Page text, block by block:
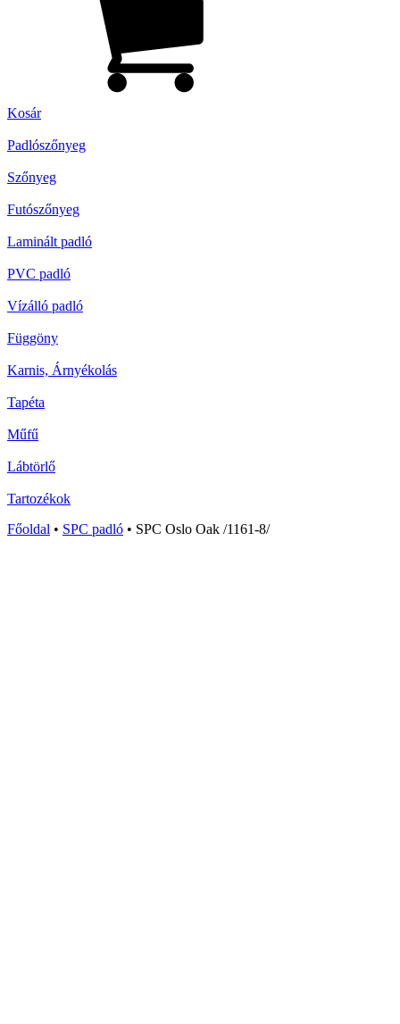
Kosár
Padlószőnyeg
Szőnyeg
Futószőnyeg
Laminált padló
PVC padló
Vízálló padló
Függöny
Karnis, Árnyékolás
Tapéta
Műfű
Lábtörlő
Tartozékok
Főoldal • SPC padló • SPC Oslo Oak /1161-8/